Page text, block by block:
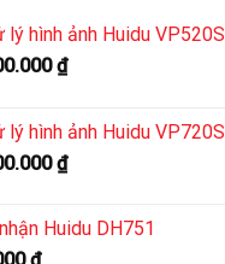
lý hình ảnh Huidu VP520S
₫
lý hình ảnh Huidu VP720S
₫
Huidu DH751